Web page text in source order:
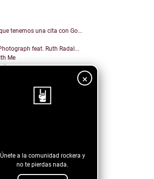
×
Únete a la comunidad rockera y
no te pierdas nada.
tenemos una cita con Go...
feat. Ruth Radal...
Me
Get Down (On a Good Th...
Home?
Summer
Mando x Grupo la Union - ...
days
On
Standing